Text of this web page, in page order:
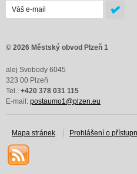
© 2026 Městský obvod Plzeň 1
alej Svobody 6045
323 00 Plzeň
Tel.: +420 378 031 115
E-mail: postaumo1@plzen.eu
Mapa stránek Prohlášení o